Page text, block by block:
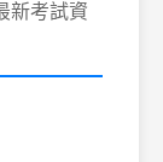
新考試資